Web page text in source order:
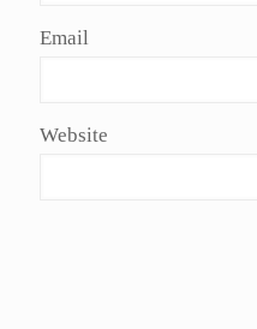
Email
Website